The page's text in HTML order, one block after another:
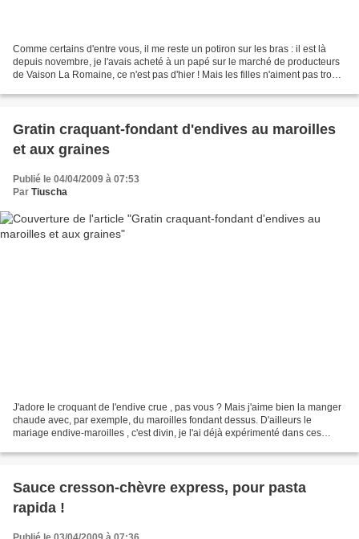
Comme certains d'entre vous, il me reste un potiron sur les bras : il est là
depuis novembre, je l'avais acheté à un papé sur le marché de producteurs
de Vaison La Romaine, ce n'est pas d'hier ! Mais les filles n'aiment pas trop
Gratin craquant-fondant d'endives au maroilles
et aux graines
Publié le 04/04/2009 à 07:53
Par Tiuscha
J'adore le croquant de l'endive crue , pas vous ? Mais j'aime bien la manger
chaude avec, par exemple, du maroilles fondant dessus. D'ailleurs le
mariage endive-maroilles , c'est divin, je l'ai déjà expérimenté dans ces
Sauce cresson-chèvre express, pour pasta
rapida !